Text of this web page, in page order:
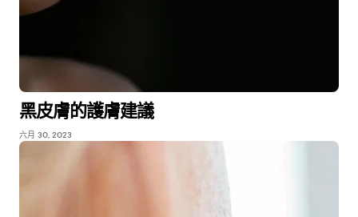
黑皮膚的護膚建議
六月 30, 2023